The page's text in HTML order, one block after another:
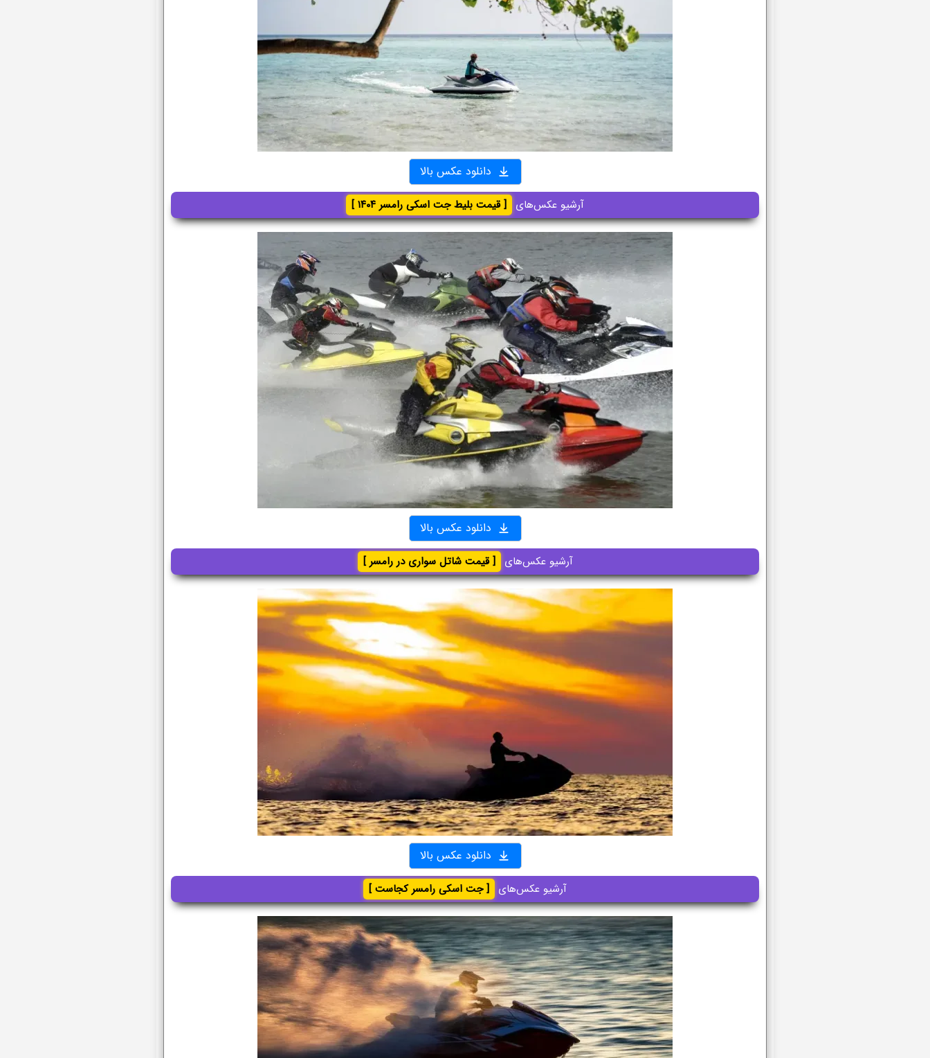
دانلود عکس بالا
آرشیو عکس‌های [ قیمت بلیط جت اسکی رامسر ۱۴۰۴ ]
دانلود عکس بالا
آرشیو عکس‌های [ قیمت شاتل سواری در رامسر ]
دانلود عکس بالا
آرشیو عکس‌های [ جت اسکی رامسر کجاست ]